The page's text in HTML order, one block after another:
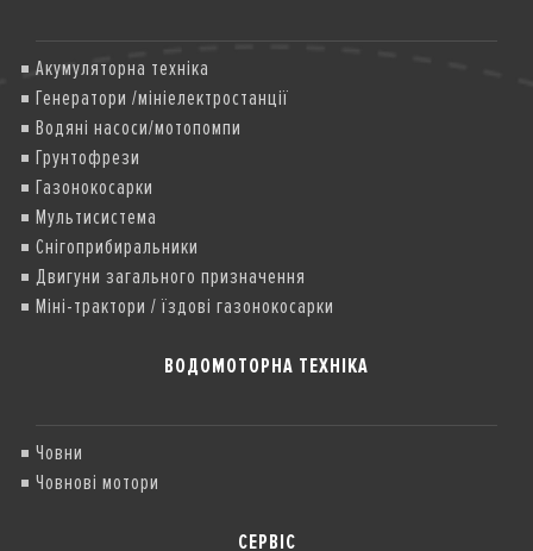
Акумуляторна техніка
Генератори /мініелектростанції
Водяні насоси/мотопомпи
Грунтофрези
Газонокосарки
Мультисистема
Снігоприбиральники
Двигуни загального призначення
Міні-трактори / їздові газонокосарки
ВОДОМОТОРНА ТЕХНІКА
Човни
Човнові мотори
СЕРВІС